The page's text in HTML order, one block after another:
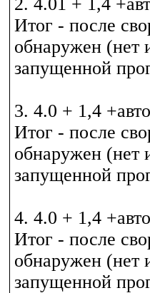
Итог - после
обнаружен (нет
запущенной
3. 4.0 + 1,4
Итог - после
обнаружен (нет
запущенной
4. 4.0 + 1,4
Итог - после
обнаружен (нет
запущенной